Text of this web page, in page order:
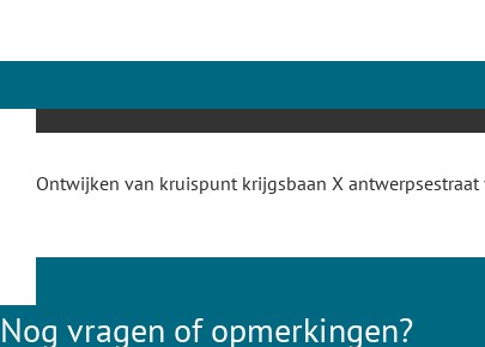
Ontwijken van kruispunt krijgsbaan X
Nog vragen of opmerkingen?